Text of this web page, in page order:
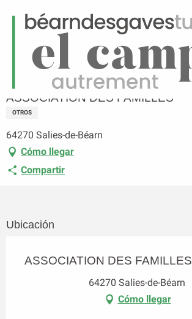
Menú
Página principal ASSOCIATION DES FAMILLES
ASSOCIATION DES FAMILLES
OTROS
64270 Salies-de-Béarn
Cómo llegar
Compartir
Ubicación
ASSOCIATION DES FAMILLES
64270 Salies-de-Béarn
Cómo llegar